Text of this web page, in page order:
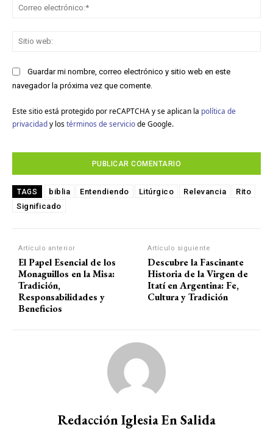
Guardar mi nombre, correo electrónico y sitio web en este
navegador la próxima vez que comente.
Este sitio está protegido por reCAPTCHA y se aplican la política de
privacidady los términos de serviciode Google.
TAGS biblia Entendiendo Litúrgico Relevancia
Rito
Significado
Artículo anterior
El Papel Esencial de los
Monaguillos en la Misa:
Tradición,
Responsabilidades y
Beneficios
Artículo siguiente
Descubre la Fascinante
Historia de la Virgen de
Itatí en Argentina: Fe,
Cultura y Tradición
Redacción Iglesia En Salida